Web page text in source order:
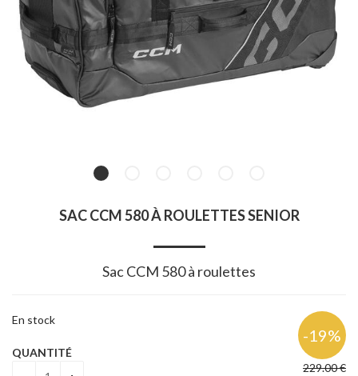
SAC CCM 580 À ROULETTES SENIOR
Sac CCM 580 à roulettes
229.00€
En stock
QUANTITÉ